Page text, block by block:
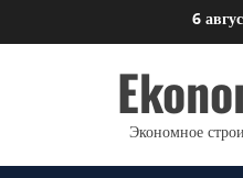
к
6
Экономное